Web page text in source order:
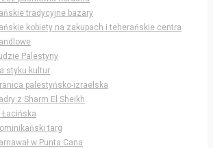
tradycyjne bazary
kobiety na zakupach i teherańskie centra
Palestyny
styku kultur
palestyńsko-izraelska
z Sharm El Sheikh
Łacińska
targ
w Punta Cana